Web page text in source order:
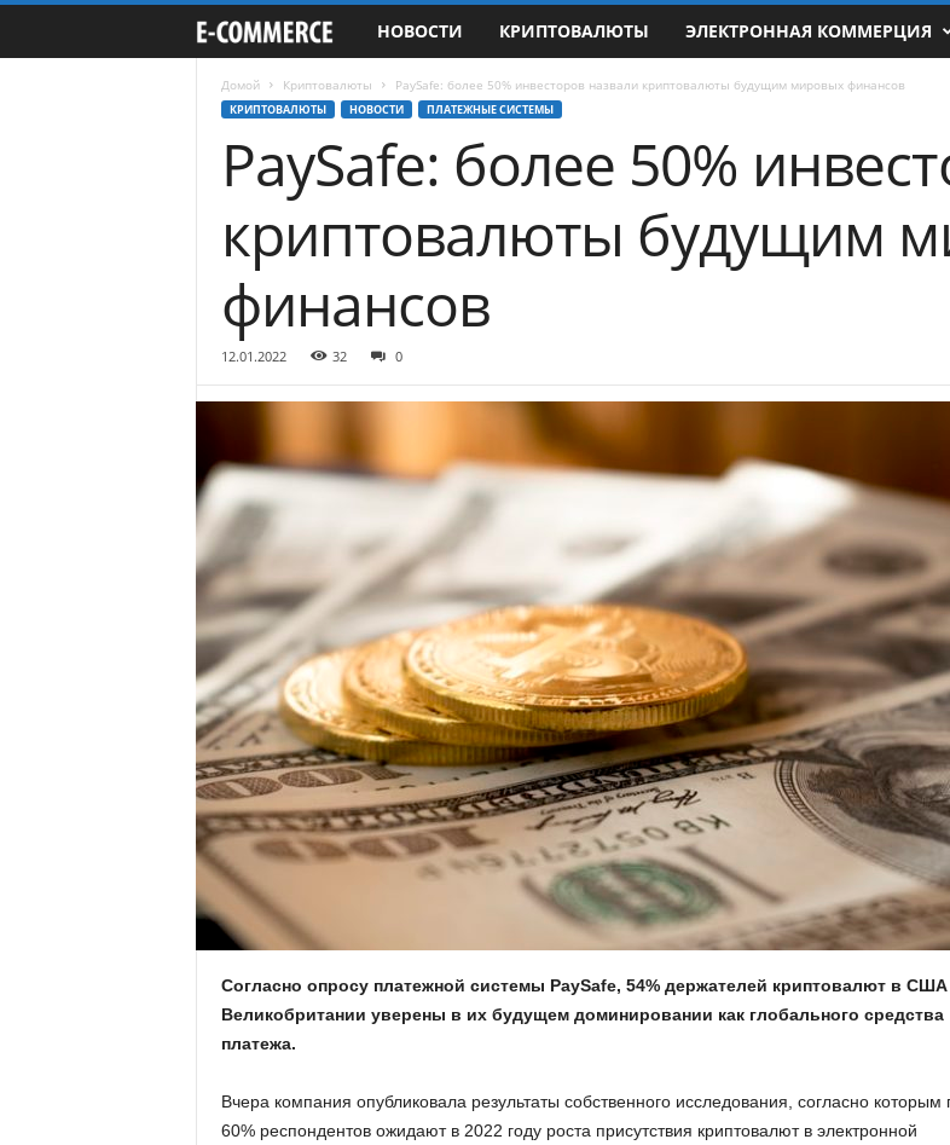
-
o
m
r
c
.
c
o
m
.
u
НОВОСТИ КРИПТОВАЛЮТЫ ЭЛЕКТРОННАЯ КОММЕРЦИЯ
Домой Криптовалюты PaySafe: более 50% инвесторов назвали криптовалюты будущим мировых финансов
КРИПТОВАЛЮТЫ НОВОСТИ ПЛАТЕЖНЫЕ СИСТЕМЫ
PaySafe: более 50%
криптовалюты будущим
финансов
12.01.2022 32 0
Согласно опросу платежной системы PaySafe, 54% держателей криптовалют в США
Великобритании уверены в их будущем доминировании как глобального средства
платежа.
Вчера компания опубликовала результаты собственного исследования, согласно которым
60% респондентов ожидают в 2022 году роста присутствия криптовалют в электронной